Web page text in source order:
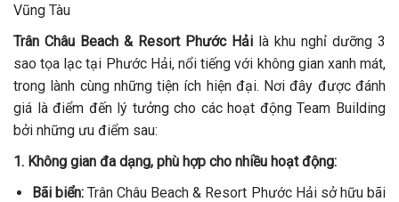
Vũng Tàu
Trân Châu Beach & Resort Phước Hải là khu nghỉ dưỡng 3
sao tọa lạc tại Phước Hải, nổi tiếng với không gian xanh mát,
trong lành cùng những tiện ích hiện đại. Nơi đây được đánh
giá là điểm đến lý tưởng cho các hoạt động Team Building
bởi những ưu điểm sau:
1. Không gian đa dạng, phù hợp cho nhiều hoạt động:
Bãi biển:Trân Châu Beach & Resort Phước Hải sở hữu bãi